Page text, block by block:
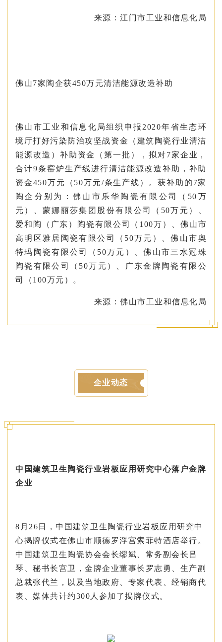
来源：江门市工业和信息化局
佛山7家陶企获450万元清洁能源改造补助
佛山市工业和信息化局组织申报2020年省生态环
境厅打好污染防治攻坚战资金（建筑陶瓷行业清洁
能源改造）补助资金（第一批），拟对7家企业，
合计9条窑炉生产线进行清洁能源改造补助，补助
资金450万元（50万元/条生产线）。获补助的7家
陶企分别为：佛山市乐华陶瓷有限公司（50万
元）、蒙娜丽莎集团股份有限公司（50万元）、
爱和陶（广东）陶瓷有限公司（100万）、佛山市
高明区雅居陶瓷有限公司（50万元）、佛山市奥
特玛陶瓷有限公司（50万元）、佛山市三水冠珠
陶瓷有限公司（50万元）、广东金牌陶瓷有限公
司（100万元）。
来源：佛山市工业和信息化局
企业动态
中国建筑卫生陶瓷行业岩板应用研究中心落户金牌
企业
8月26日，中国建筑卫生陶瓷行业岩板应用研究中
心揭牌仪式在佛山市顺德罗浮宫索菲特酒店举行。
中国建筑卫生陶瓷协会会长缪斌、常务副会长吕
琴、秘书长宫卫，金牌企业董事长罗志勇、生产副
总裁张代兰，以及当地政府、专家代表、经销商代
表、媒体共计约300人参加了揭牌仪式。